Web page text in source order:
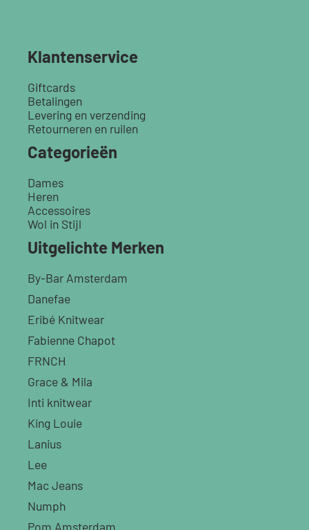
Klantenservice
Giftcards
Betalingen
Levering en verzending
Retourneren en ruilen
Categorieën
Dames
Heren
Accessoires
Wol in Stijl
Uitgelichte Merken
By-Bar Amsterdam
Danefae
Eribé Knitwear
Fabienne Chapot
FRNCH
Grace & Mila
Inti knitwear
King Louie
Lanius
Lee
Mac Jeans
Numph
Pom Amsterdam